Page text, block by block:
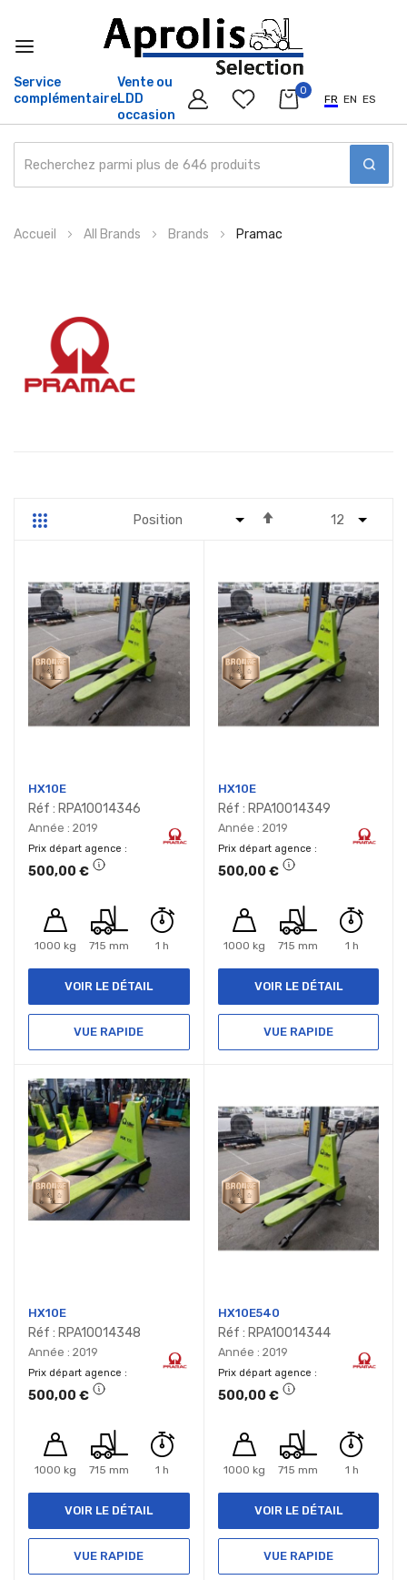
Service
complémentaire
Vente ou
LDD
occasion
0
FR EN ES
au
Accueil All Brands Brands Pramac
Grille
HX10E
Réf : RPA10014346
Année : 2019
Prix départ agence
500,00 €
1000 kg 715 mm 1 h
VOIR LE DÉTAIL
VUE RAPIDE
HX10E
Réf : RPA10014349
Année : 2019
Prix départ agence
500,00 €
1000 kg 715 mm 1 h
VOIR LE DÉTAIL
VUE RAPIDE
HX10E
Réf : RPA10014348
Année : 2019
Prix départ agence
500,00 €
1000 kg 715 mm 1 h
VOIR LE DÉTAIL
VUE RAPIDE
HX10E540
Réf : RPA10014344
Année : 2019
Prix départ agence
500,00 €
1000 kg 715 mm 1 h
VOIR LE DÉTAIL
VUE RAPIDE